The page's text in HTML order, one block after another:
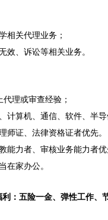
相关代理业务；
效、诉讼等相关业务。
理或审查经验；
计算机、通信、软件、半
师证、法律资格证者优先。
能力者、审核业务能力者优
在家办公。
利：五险一金、弹性工作、